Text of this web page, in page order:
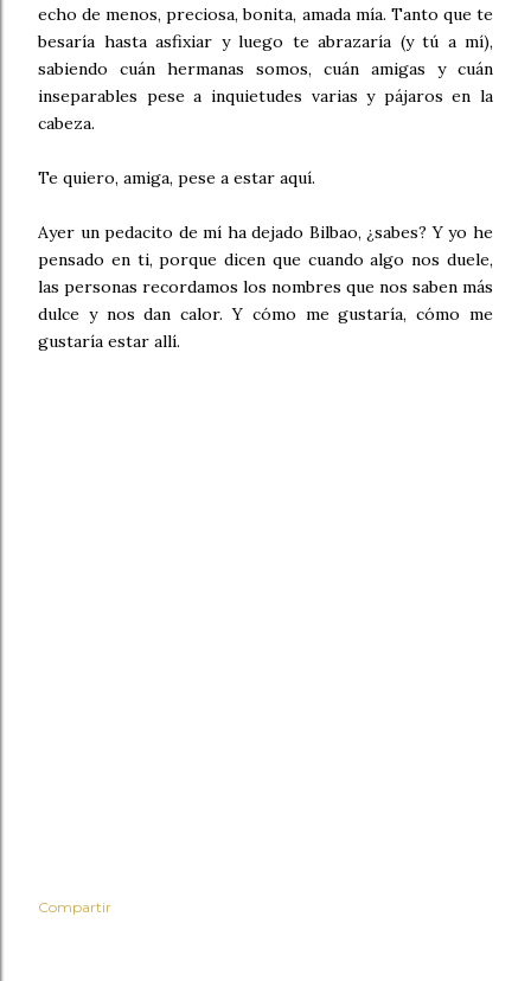
echo de menos, preciosa, bonita, amada mía. Tanto que te
besaría hasta asfixiar y luego te abrazaría (y tú a mí),
sabiendo cuán hermanas somos, cuán amigas y cuán
inseparables pese a inquietudes varias y pájaros en la
cabeza.
Te quiero, amiga, pese a estar aquí.
Ayer un pedacito de mí ha dejado Bilbao, ¿sabes? Y yo he
pensado en ti, porque dicen que cuando algo nos duele,
las personas recordamos los nombres que nos saben más
dulce y nos dan calor. Y cómo me gustaría, cómo me
gustaría estar allí.
Compartir